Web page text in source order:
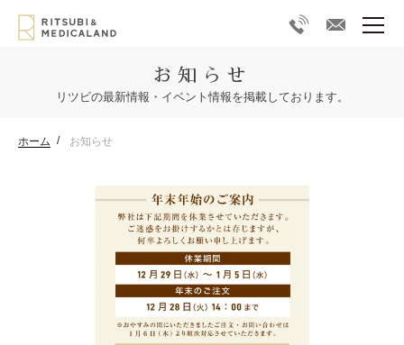
お知らせ
リツビの最新情報・イベント情報を掲載しております。
ホーム お知らせ